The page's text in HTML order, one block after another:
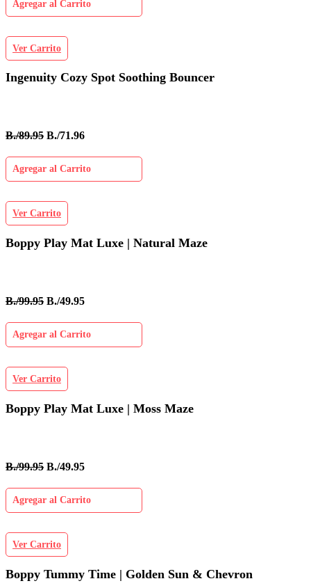
Agregar al Carrito
Ver Carrito
Ingenuity Cozy Spot Soothing Bouncer
B./89.95 B./71.96
Agregar al Carrito
Ver Carrito
Boppy Play Mat Luxe | Natural Maze
B./99.95 B./49.95
Agregar al Carrito
Ver Carrito
Boppy Play Mat Luxe | Moss Maze
B./99.95 B./49.95
Agregar al Carrito
Ver Carrito
Boppy Tummy Time | Golden Sun & Chevron